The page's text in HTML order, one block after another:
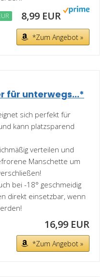
8,99 EUR
*Zum Angebot »
für unterwegs...*
sich perfekt für
kann platzsparend
verteilen und
Manschette um
bei -18° geschmeidig
direkt einsetzbar, wenn
16,99 EUR
*Zum Angebot »